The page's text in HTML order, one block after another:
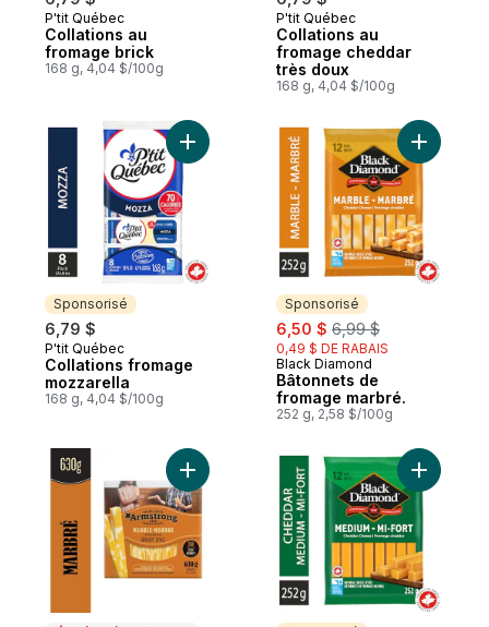
Sponsorisé
P'tit Québec
Collations au
fromage brick
168 g, 4,04 $/100g
Sponsorisé
P'tit Québec
Collations au
fromage cheddar
très doux
168 g, 4,04 $/100g
Sponsorisé
6,79 $
Sponsorisé
P'tit Québec
Collations fromage
mozzarella
168 g, 4,04 $/100g
Ajouter Collations fromage mozzarella au
Sponsorisé
sale:
6,50 $ , formerly:
6,99 $
0,49 $ DE RABAIS
Sponsorisé
Black Diamond
Bâtonnets de
fromage marbré.
252 g, 2,58 $/100g
Ajouter
Ajouter Bâtonnets de cheddar marbré au
Ajouter